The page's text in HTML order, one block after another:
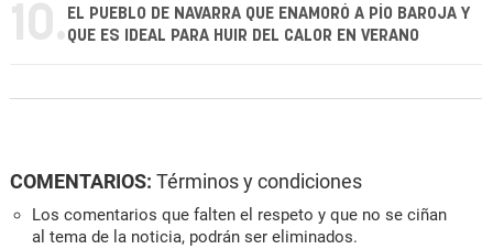
10. EL PUEBLO DE NAVARRA QUE ENAMORÓ A PÍO BAROJA Y
QUE ES IDEAL PARA HUIR DEL CALOR EN VERANO
COMENTARIOS: Términos y condiciones
Los comentarios que falten el respeto y que no se ciñan
al tema de la noticia, podrán ser eliminados.